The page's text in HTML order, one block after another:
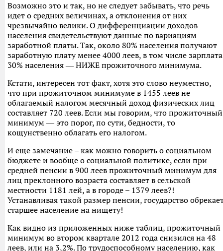
Возможно это и так, но не следует забывать, что речь
идет о средних величинах, а отклонения от них
чрезвычайно велики. О дифференциации доходов
населения свидетельствуют данные по вариациям
заработной платы. Так, около 80% населения получают
заработную плату менее 4000 леев, в том числе зарплата
30% населения ― НИЖЕ прожиточного минимума.
Кстати, интересен тот факт, хотя это слово неуместно,
что при прожиточном минимуме в 1455 леев не
облагаемый налогом месячный доход физических лиц
составляет 720 леев. Если мы говорим, что прожиточный
минимум ― это порог, по сути, бедности, то
кощунственно облагать его налогом.
И еще замечание – как можно говорить о социальном
бюджете и вообще о социальной политике, если при
средней пенсии в 900 леев прожиточный минимум для
лиц преклонного возраста составляет в сельской
местности 1181 лей, а в городе – 1379 леев?!
Устанавливая такой размер пенсии, государство
старшее население на нищету!
Как видно из приложенных ниже таблиц, прожиточный
минимум во втором квартале 2012 года снизился на 48
леев, или на 3,2%. По трудоспособному населению, как